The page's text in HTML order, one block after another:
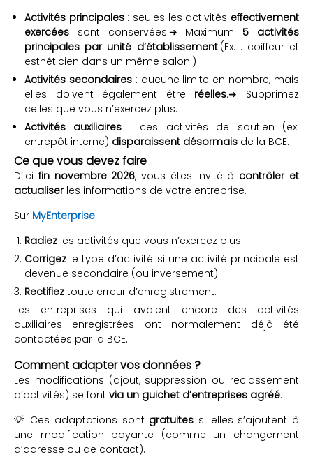
Activités principales: seules les activités effectivement
exercées sont conservées.➜ Maximum 5 activités
principales par unité d’établissement.(Ex. : coiffeur et
esthéticien dans un même salon.)
Activités secondaires: aucune limite en nombre, mais
elles doivent également être réelles.➜ Supprimez
celles que vous n’exercez plus.
Activités auxiliaires : ces activités de soutien (ex.
entrepôt interne) disparaissent désormais de la BCE.
Ce que vous devez faire
D’ici fin novembre 2026, vous êtes invité à contrôler et
actualiserles informations de votre entreprise.
Sur MyEnterprise :
Radiez les activités que vous n’exercez plus.
Corrigez le type d’activité si une activité principale est
devenue secondaire (ou inversement).
Rectifiez toute erreur d’enregistrement.
Les entreprises qui avaient encore des activités
auxiliaires enregistrées ont normalement déjà été
contactées par la BCE.
Comment adapter vos données ?
Les modifications (ajout, suppression ou reclassement
d’activités) se font via un guichet d’entreprises agréé.
💡 Ces adaptations sont gratuites si elles s’ajoutent à
une modification payante (comme un changement
d’adresse ou de contact).